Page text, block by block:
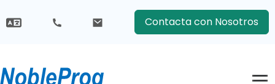
Contacta con Nosotros